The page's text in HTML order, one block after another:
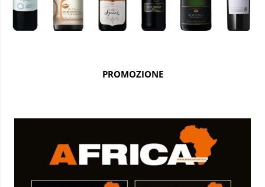
PROMOZIONE